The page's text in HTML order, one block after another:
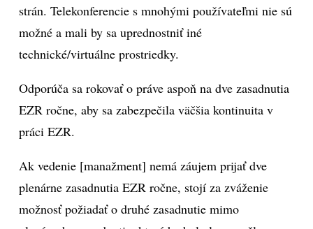
strán. Telekonferencie s mnohými používateľmi nie sú
možné a mali by sa uprednostniť iné
technické/virtuálne prostriedky.
Odporúča sa rokovať o práve aspoň na dve zasadnutia
EZR ročne, aby sa zabezpečila väčšia kontinuita v
práci EZR.
Ak vedenie [manažment] nemá záujem prijať dve
plenárne zasadnutia EZR ročne, stojí za zváženie
možnosť požiadať o druhé zasadnutie mimo